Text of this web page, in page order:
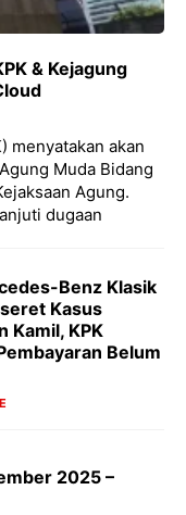
& Kejagung
menyatakan akan
Muda Bidang
Agung.
dugaan
Benz Klasik
Kasus
Kamil, KPK
Belum
2025 –